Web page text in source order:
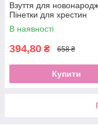
Взуття для
Пінетки для хрестин
В наявності
394,80 ₴ 658 ₴
Купити